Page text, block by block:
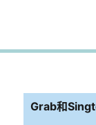
Grab和